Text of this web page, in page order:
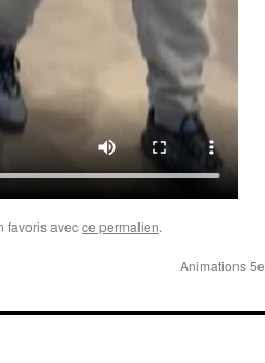
favoris avecce permalien.
Animations 5e